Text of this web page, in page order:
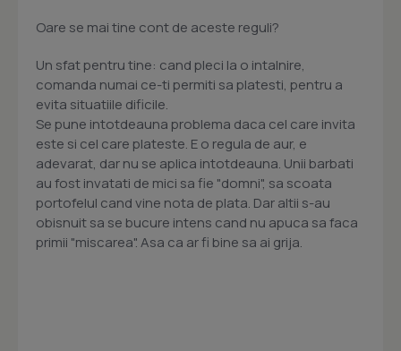
Oare se mai tine cont de aceste reguli?
Un sfat pentru tine: cand pleci la o intalnire,
comanda numai ce-ti permiti sa platesti, pentru a
evita situatiile dificile.
Se pune intotdeauna problema daca cel care invita
este si cel care plateste. E o regula de aur, e
adevarat, dar nu se aplica intotdeauna. Unii barbati
au fost invatati de mici sa fie "domni", sa scoata
portofelul cand vine nota de plata. Dar altii s-au
obisnuit sa se bucure intens cand nu apuca sa faca
primii "miscarea". Asa ca ar fi bine sa ai grija.